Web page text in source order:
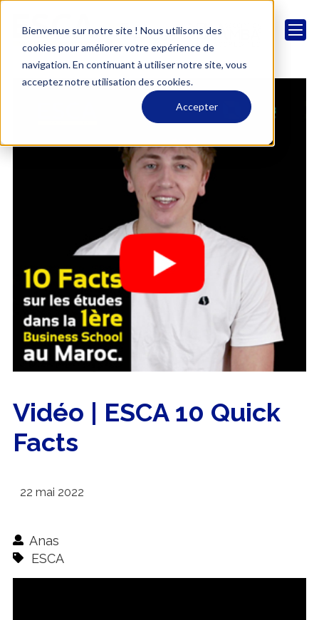
Bienvenue sur notre site ! Nous utilisons des
cookies pour améliorer votre expérience de
navigation. En continuant à utiliser notre site, vous
acceptez notre utilisation des cookies.
Accepter
Vidéo | ESCA 10 Quick
Facts
22 mai 2022
Anas
ESCA